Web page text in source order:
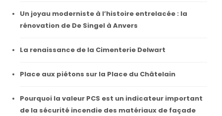
Un joyau moderniste à l’histoire entrelacée : la
rénovation de De Singel à Anvers
La renaissance de la Cimenterie Delwart
Place aux piétons sur la Place du Châtelain
Pourquoi la valeur PCS est un indicateur important
de la sécurité incendie des matériaux de façade